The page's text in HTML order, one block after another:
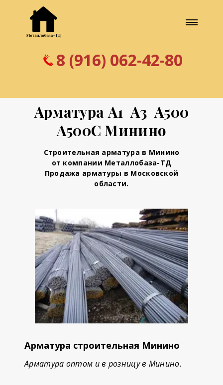
8 (916) 062-42-80
Арматура А1 А3 А500
А500С Минино
Строительная арматура в Минино
от компании Металлобаза-ТД
Продажа арматуры в Московской
области.
Арматура строительная Минино
Арматура оптом и в розницу в Минино.